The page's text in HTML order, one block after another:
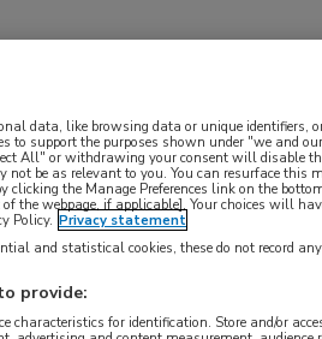
9e editie van het EASD
data, like browsing data or unique identifiers,
to support the purposes shown under "we and
All" or withdrawing your consent will disable
not be as relevant to you. You can resurface this
the Manage Preferences link on the
the webpage, if applicable]. Your choices will
Policy. Privacy statement
and statistical cookies, these do not record
provide:
characteristics for identification. Store and/or